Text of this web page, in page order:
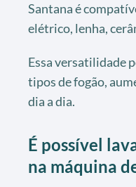
Santana é
elétrico, lenha,
Essa versatilidade
tipos de fogão,
dia a dia.
É possível
na máquina